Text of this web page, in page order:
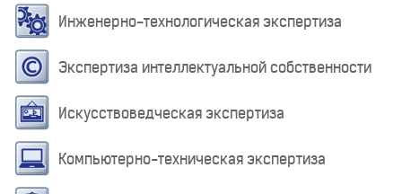
Инженерно-технологическая экспертиза
Экспертиза интеллектуальной собственности
Искусствоведческая экспертиза
Компьютерно-техническая экспертиза